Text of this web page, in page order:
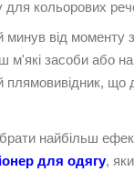
кольорових
минув від
м'які засоби або
плямовивідник, що
найбільш
для одягу,